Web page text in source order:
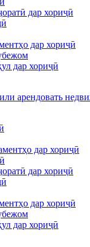
дар хориҷӣ
дар хориҷӣ
дар хориҷӣ
дар хориҷӣ
дар хориҷӣ
дар хориҷӣ
дар хориҷӣ